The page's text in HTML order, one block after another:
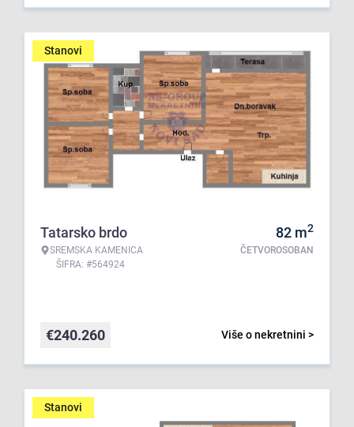
Stanovi
Tatarsko brdo
SREMSKA KAMENICA
ŠIFRA: #564924
82 m2
ČETVOROSOBAN
Više o nekretnini >
€240.260
Stanovi